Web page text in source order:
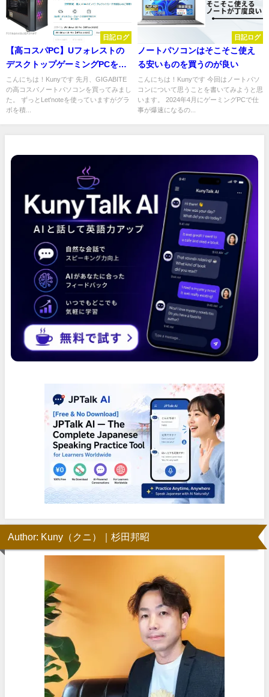
日記ログ
【高コスパPC】Uフォレストの
デスクトップゲーミングPCを買
ってみた
こんにちは！Kunyです 先月、GIGABITE
の高コスパノートパソコンを買ってみまし
た。 ずっとLet'noteを使っていますがグラ
ボを積...
日記ログ
ノートパソコンはそこそこ使え
る安いものを買うのが良い
こんにちは！Kunyです 今回はノートパソ
コンについて思うことを書いてみようと思
います。 2024年4月にゲーミングPCで仕
事が爆速になるの...
Author: Kuny（クニ）｜杉田邦昭